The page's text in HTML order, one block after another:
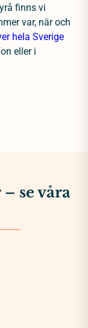
finns vi
var, när och
hela Sverige
eller i
se våra